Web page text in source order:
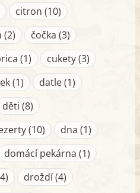
citron (10)
(2)
čočka (3)
(1)
cukety (3)
(1)
datle (1)
děti (8)
(10)
dna (1)
domácí pekárna (1)
droždí (4)